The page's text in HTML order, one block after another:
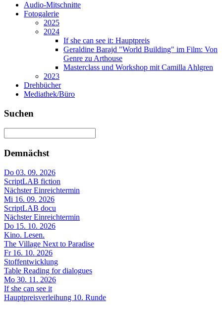
Audio-Mitschnitte
Fotogalerie
2025
2024
If she can see it: Hauptpreis
Geraldine Barajd "World Building" im Film: Von
Genre zu Arthouse
Masterclass und Workshop mit Camilla Ahlgren
2023
Drehbücher
Mediathek/Büro
Suchen
Demnächst
Do 03. 09. 2026
ScriptLAB fiction
Nächster Einreichtermin
Mi 16. 09. 2026
ScriptLAB docu
Nächster Einreichtermin
Do 15. 10. 2026
Kino. Lesen.
The Village Next to Paradise
Fr 16. 10. 2026
Stoffentwicklung
Table Reading for dialogues
Mo 30. 11. 2026
If she can see it
Hauptpreisverleihung 10. Runde